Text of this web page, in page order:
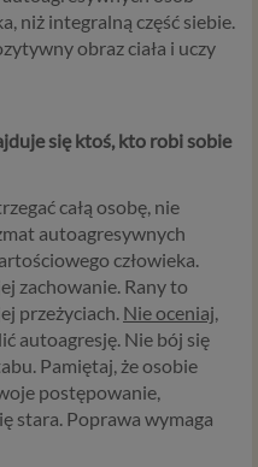
niż integralną część siebie.
obraz ciała i uczy
się ktoś, kto robi sobie
całą osobę, nie
autoagresywnych
człowieka.
zachowanie. Rany to
przeżyciach. Nie oceniaj,
autoagresję. Nie bój się
Pamiętaj, że osobie
postępowanie,
stara. Poprawa wymaga
do zawarcia lub
jesteś stroną. Umowa to,
serwisu i
umowę o realizację
Twoje dane w
u nas konto, to umowa o
nas do
do jego
przez Ciebie w
możliwości nie bylibyśmy
a Ty nie mógłbyś z niej
do celów wynikających
interesów realizowanych
stronę trzecią. Ta